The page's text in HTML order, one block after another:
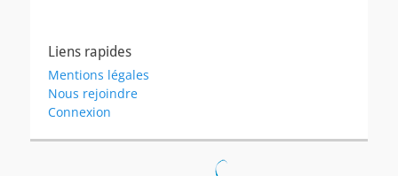
Liens rapides
Mentions légales
Nous rejoindre
Connexion